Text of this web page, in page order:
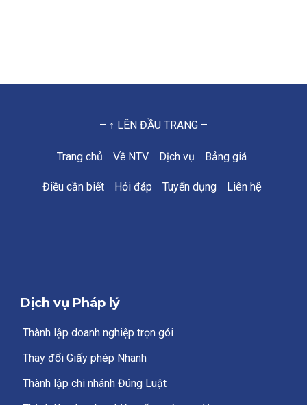
– ↑ LÊN ĐẦU TRANG –
Trang chủ Về NTV Dịch vụ Bảng giá
Điều cần biết Hỏi đáp Tuyển dụng Liên hệ
Dịch vụ Pháp lý
Thành lập doanh nghiệp trọn gói
Thay đổi Giấy phép Nhanh
Thành lập chi nhánh Đúng Luật